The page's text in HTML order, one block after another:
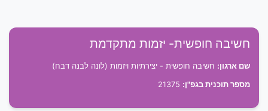
חשיבה חופשית- יזמות מתקדמת
שם ארגון: חשיבה חופשית - יצירתיות ויזמות (לונה לבנה דבח)
מספר תוכנית בגפ"ן: